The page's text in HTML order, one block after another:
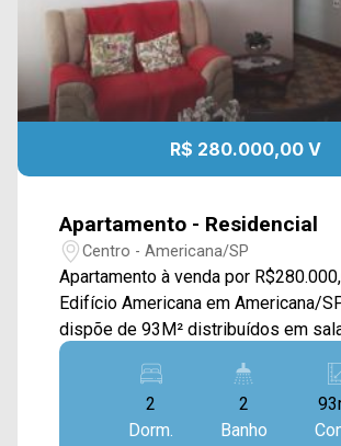
R$ 280.000,00 V
Apartamento - Residencial
Centro - Americana/SP
Apartamento à venda por
Edifício Americana em Americana/SP. O
dispõe de 93M² distribuídos em
de jantar integradas, cozinha e área
com armários. > 02 dormitórios com armários
planejados; > 02 banheiros, sendo
01 de serviço. O condomínio é localizado
2
Dorm.
2
Banho